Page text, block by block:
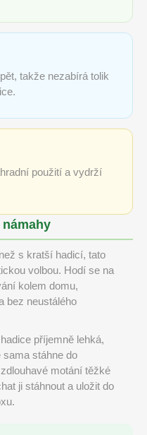
takže nezabírá tolik
použití a vydrží
s kratší hadicí, tato
volbou. Hodí se na
kolem domu,
bez neustálého
příjemně lehká,
stáhne do
motání těžké
ji stáhnout a uložit do